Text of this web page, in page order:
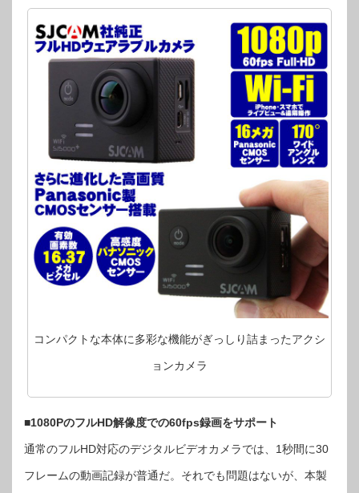
コンパクトな本体に多彩な機能がぎっしり詰まったアクシ
ョンカメラ
■1080PのフルHD解像度での60fps録画をサポート
通常のフルHD対応のデジタルビデオカメラでは、1秒間に30
フレームの動画記録が普通だ。それでも問題はないが、本製